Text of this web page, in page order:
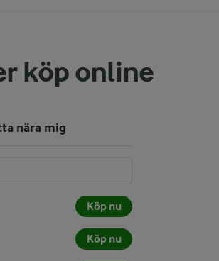
köp online
nära mig
Köp nu
Köp nu